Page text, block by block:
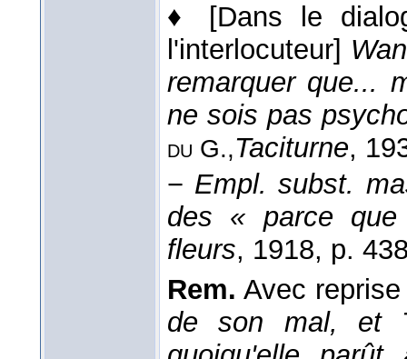
♦
[Dans le
l'interlocuteur]
remarquer que...
ne sois pas
du G.,Taciturne,
− Empl. subst.
des « parce que
fleurs, 1918, p.
Rem. Avec
de son mal, et